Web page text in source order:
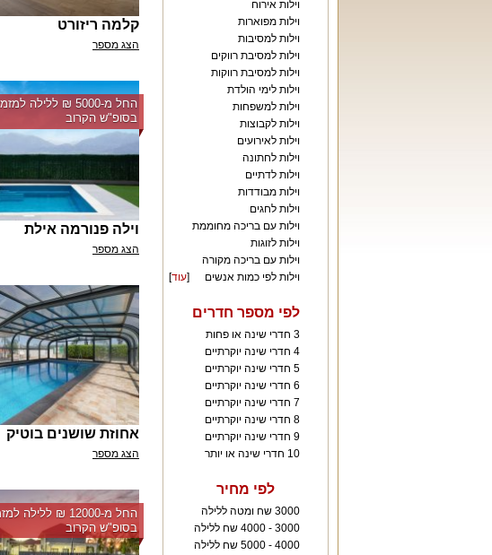
וילות אירוח
וילות מפוארות
וילות למסיבות
וילות למסיבת רווקים
וילות למסיבת רווקות
וילות לימי הולדת
וילות למשפחות
וילות לקבוצות
וילות לאירועים
וילות לחתונה
וילות לדתיים
וילות מבודדות
וילות לחגים
וילות עם בריכה מחוממת
וילות לזוגות
וילות עם בריכה מקורה
וילות לפי כמות אנשים
[עוד]
לפי מספר חדרים
3 חדרי שינה או פחות
4 חדרי שינה יוקרתיים
5 חדרי שינה יוקרתיים
6 חדרי שינה יוקרתיים
7 חדרי שינה יוקרתיים
8 חדרי שינה יוקרתיים
9 חדרי שינה יוקרתיים
10 חדרי שינה או יותר
לפי מחיר
3000 שח ומטה ללילה
3000 - 4000 שח ללילה
4000 - 5000 שח ללילה
קלמה ריזורט
הצג מספר
בסופ"ש הקרוב
וילה פנורמה אילת
הצג מספר
אחוזת שושנים בוטיק
הצג מספר
בסופ"ש הקרוב